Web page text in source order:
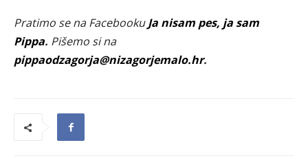
Pratimo se na FacebookuJa nisam pes, ja sam
Pippa. Pišemo si na
pippaodzagorja@nizagorjemalo.hr.